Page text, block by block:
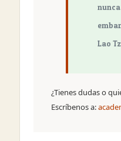
Lao
¿Tienes dudas o
Escríbenos a: